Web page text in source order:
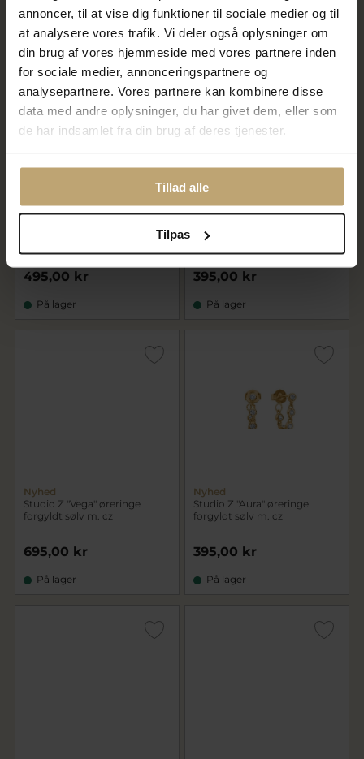
annoncer, til at vise dig funktioner til sociale medier og til
at analysere vores trafik. Vi deler også oplysninger om
din brug af vores hjemmeside med vores partnere inden
for sociale medier, annonceringspartnere og
analysepartnere. Vores partnere kan kombinere disse
data med andre oplysninger, du har givet dem, eller som
de har indsamlet fra din brug af deres tjenester.
Tillad alle
Tilpas
På lager På lager
Nyhed
495,00 kr
På lager
Nyhed
Studio Z "Astra" øreringe
forgyldt sølv m. cz
395,00 kr
På lager
Nyhed
Studio Z "Vega" øreringe
forgyldt sølv m. cz
695,00 kr
På lager
Nyhed
Studio Z "Aura" øreringe
forgyldt sølv m. cz
395,00 kr
På lager